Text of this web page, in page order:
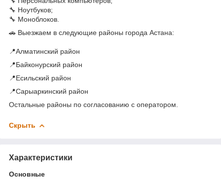
🔧 Ноутбуков;
🔧 Моноблоков.
🚗 Выезжаем в следующие районы города Астана:
📍Алматинский район
📍Байконурский район
📍Есильский район
📍Сарыаркинский район
Остальные районы по согласованию с оператором.
Скрыть
Характеристики
Основные